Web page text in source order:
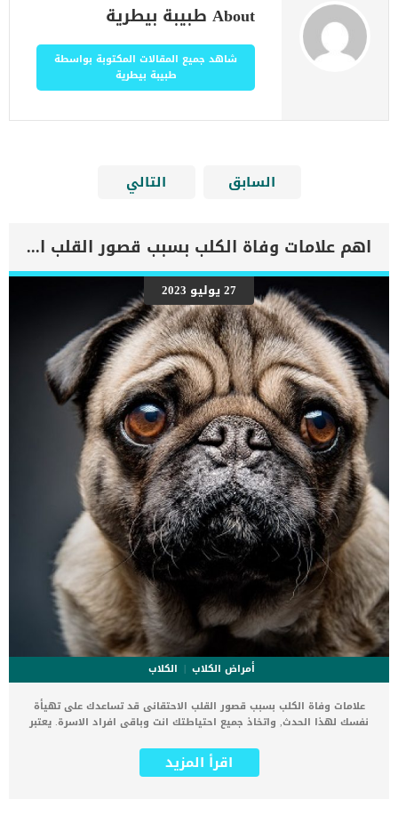
About طبيبة بيطرية
شاهد جميع المقالات المكتوبة بواسطة
طبيبة بيطرية
السابق التالي
اهم علامات وفاة الكلب بسبب قصور القلب الاحتقانى
27 يوليو 2023
أمراض الكلاب
الكلاب
علامات وفاة الكلب بسبب قصور القلب الاحتقانى قد تساعدك على تهيأة
نفسك لهذا الحدث, واتخاذ جميع احتياطتك انت وباقى افراد الاسرة. يعتبر
يتعرض لها جميع الكائنات الحية بما فى ذلك الكلاب والقطط. كما ان القلب
يعتبر عضوا رئيسيا فى جسم الكلاب, واى قصور به يعتبر قصور فى باقى
اقرأ المزيد